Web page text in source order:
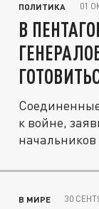
ПОЛИТИКА 01
В
к войне,
В МИРЕ 30